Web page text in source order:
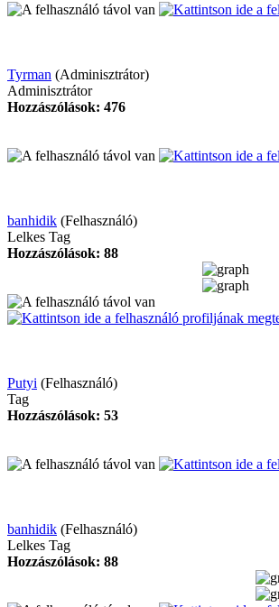
Tyrman (Adminisztrátor)
Adminisztrátor
Hozzászólások: 476
banhidik (Felhasználó)
Lelkes Tag
Hozzászólások: 88
Putyi (Felhasználó)
Tag
Hozzászólások: 53
banhidik (Felhasználó)
Lelkes Tag
Hozzászólások: 88